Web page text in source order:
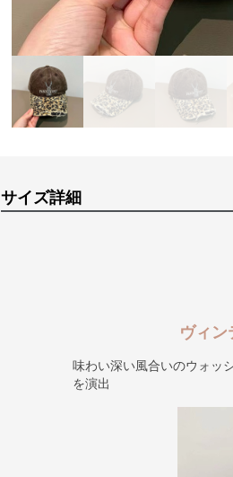
サイズ詳細
ヴィン
味わい深い風合いのウォッ
を演出